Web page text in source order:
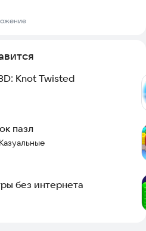
Knot Twisted
пазл
Казуальные
без интернета